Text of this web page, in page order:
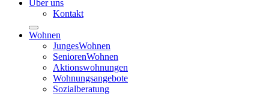
Über uns
Kontakt
Wohnen
JungesWohnen
SeniorenWohnen
Aktionswohnungen
Wohnungsangebote
Sozialberatung